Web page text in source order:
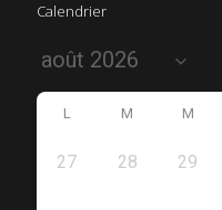
Calendrier
L M M
27 28 29